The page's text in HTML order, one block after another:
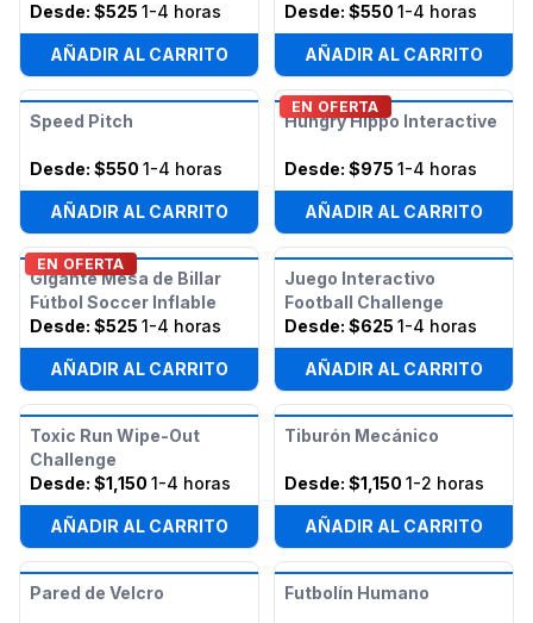
Desde: $525 1-4 horas
AÑADIR AL CARRITO
Desde: $550 1-4 horas
AÑADIR AL CARRITO
Speed Pitch
Desde: $550 1-4 horas
AÑADIR AL CARRITO
EN OFERTA
Hungry Hippo Interactive
Desde: $975 1-4 horas
AÑADIR AL CARRITO
EN OFERTA
Gigante Mesa de Billar
Fútbol Soccer Inflable
Desde: $525 1-4 horas
AÑADIR AL CARRITO
Juego Interactivo
Football Challenge
Desde: $625 1-4 horas
AÑADIR AL CARRITO
Toxic Run Wipe-Out
Challenge
Desde: $1,150 1-4 horas
AÑADIR AL CARRITO
Tiburón Mecánico
Desde: $1,150 1-2 horas
AÑADIR AL CARRITO
Pared de Velcro Futbolín Humano